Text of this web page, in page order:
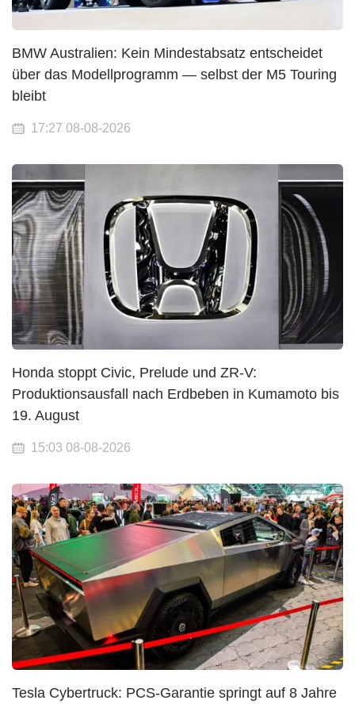
BMW Australien: Kein Mindestabsatz entscheidet
über das Modellprogramm — selbst der M5 Touring
bleibt
17:27 08-08-2026
Honda stoppt Civic, Prelude und ZR-V:
Produktionsausfall nach Erdbeben in Kumamoto bis
19. August
15:03 08-08-2026
Tesla Cybertruck: PCS-Garantie springt auf 8 Jahre